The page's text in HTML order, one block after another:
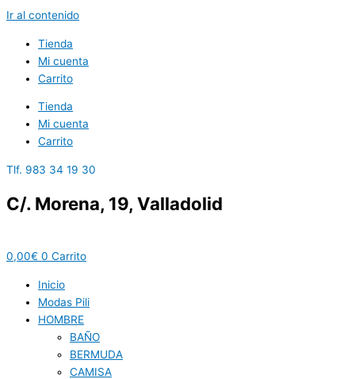
Ir al contenido
Tienda
Mi cuenta
Carrito
Tienda
Mi cuenta
Carrito
Tlf. 983 34 19 30
C/. Morena, 19, Valladolid
0,00€ 0 Carrito
Inicio
Modas Pili
HOMBRE
BAÑO
BERMUDA
CAMISA